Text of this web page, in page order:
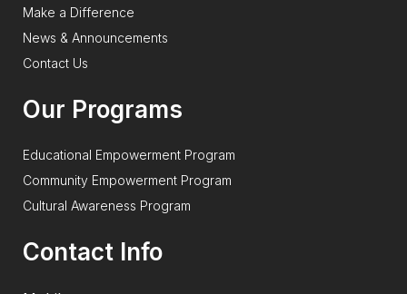
Make a Difference
News & Announcements
Contact Us
Our Programs
Educational Empowerment Program
Community Empowerment Program
Cultural Awareness Program
Contact Info